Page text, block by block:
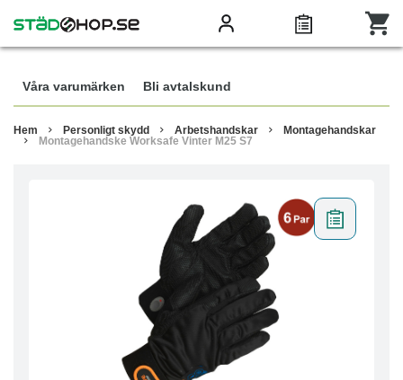
Våra varumärken Bli avtalskund
Hem Personligt skydd Arbetshandskar
Montagehandskar
Montagehandske Worksafe Vinter M25 S7